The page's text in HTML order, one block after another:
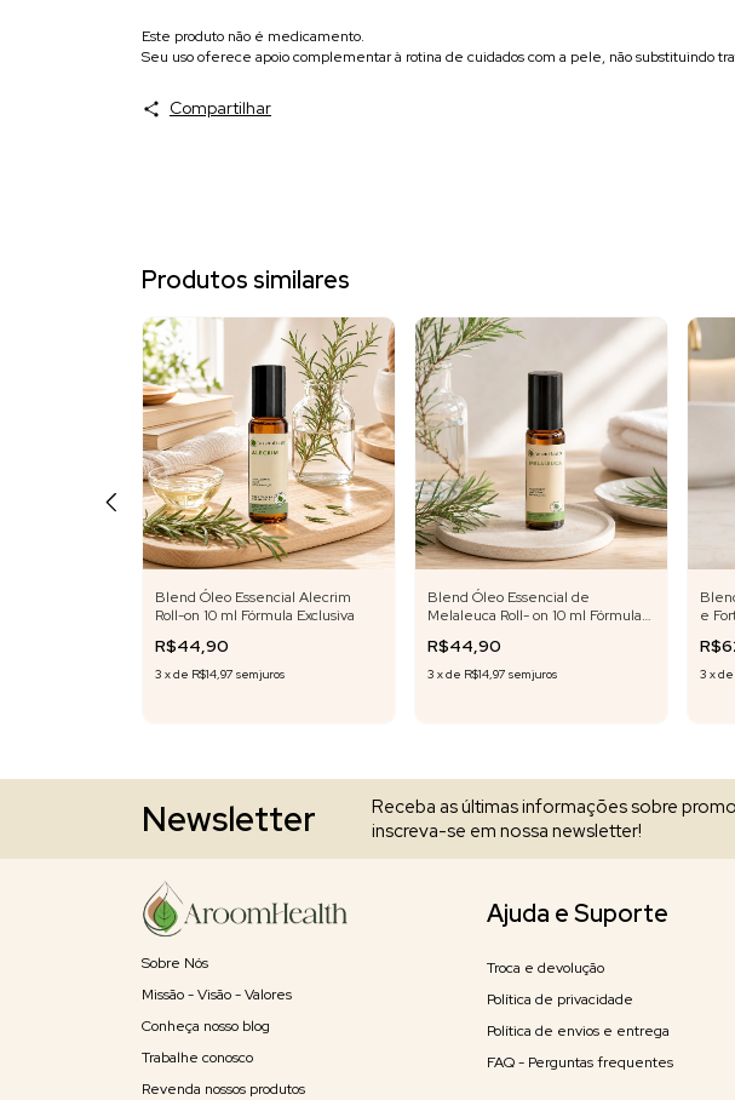
Este produto não é medicamento.
Seu uso oferece apoio complementar à rotina de cuidados com a pele, não substituindo
Compartilhar
Produtos similares
Blend Óleo Essencial Alecrim
Roll-on 10 ml Fórmula Exclusiva
R$44,90
3 xde R$14,97 sem juros
Blend Óleo Essencial de
Melaleuca Roll- on 10 ml Fórmula
R$44,90
3 xde R$14,97 sem juros
e
3 xde
Newsletter
Receba as últimas informações sobre
inscreva-se em nossa newsletter!
Sobre Nós
Missão - Visão - Valores
Conheça nosso blog
Trabalhe conosco
Revenda nossos produtos
Ajuda e Suporte
Troca e devolução
Política de privacidade
Política de envios e entrega
FAQ - Perguntas frequentes